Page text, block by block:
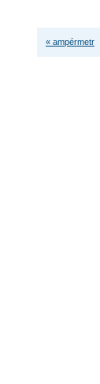
« ampérmetr